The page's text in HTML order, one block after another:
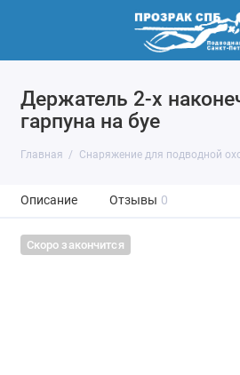
Держатель 2-х
гарпуна на буе
Главная Снаряжение для подводной
Описание Отзывы 0
Скоро закончится